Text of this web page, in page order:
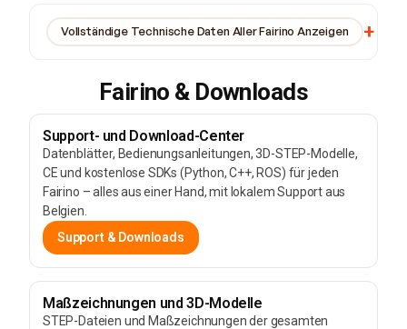
Vollständige Technische Daten Aller Fairino Anzeigen
Fairino & Downloads
Support- und Download-Center
Datenblätter, Bedienungsanleitungen, 3D-STEP-Modelle,
CE und kostenlose SDKs (Python, C++, ROS) für jeden
Fairino – alles aus einer Hand, mit lokalem Support aus
Belgien.
Support & Downloads
Maßzeichnungen und 3D-Modelle
STEP-Dateien und Maßzeichnungen der gesamten